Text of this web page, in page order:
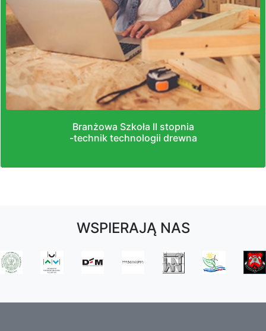
Branżowa Szkoła II stopnia
-technik technologii drewna
WSPIERAJĄ NAS